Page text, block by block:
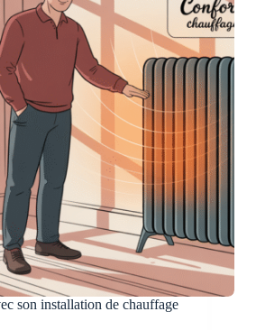
son installation de chauffage